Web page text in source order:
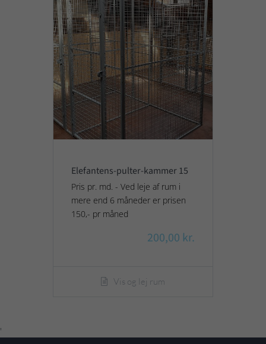
Elefantens-pulter-kammer 15
Pris pr. md. - Ved leje af rum i
mere end 6 måneder er prisen
150,- pr måned
200,00 kr.
Vis og lej rum
'